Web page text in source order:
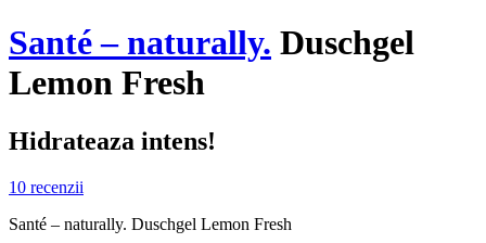
Santé – naturally. Duschgel
Lemon Fresh
Hidrateaza intens!
10 recenzii
Santé – naturally. Duschgel Lemon Fresh